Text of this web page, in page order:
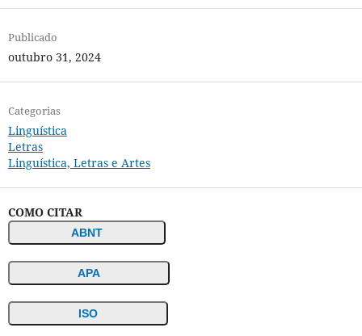
Publicado
outubro 31, 2024
Categorias
Linguística
Letras
Linguística, Letras e Artes
COMO CITAR
ABNT
APA
ISO